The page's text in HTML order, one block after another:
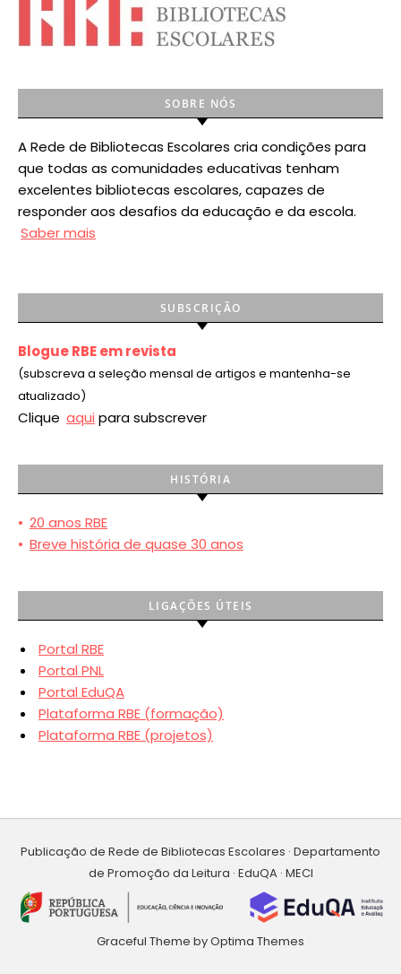
SOBRE NÓS
A Rede de Bibliotecas Escolares cria condições para
que todas as comunidades educativas tenham
excelentes bibliotecas escolares, capazes de
responder aos desafios da educação e da escola.
Saber mais
SUBSCRIÇÃO
Blogue RBE em revista
(subscreva a seleção mensal de artigos e mantenha-se
atualizado)
Clique aqui para subscrever
HISTÓRIA
• 20 anos RBE
• Breve história de quase 30 anos
LIGAÇÕES ÚTEIS
Portal RBE
Portal PNL
Portal EduQA
Plataforma RBE (formação)
Plataforma RBE (projetos)
Publicação de Rede de Bibliotecas Escolares · Departamento
de Promoção da Leitura · EduQA · MECI
Graceful Theme byOptima Themes